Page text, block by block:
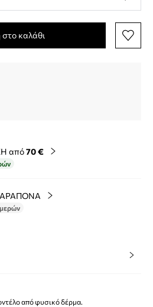
καλάθι
από70 €
από φυσικό δέρμα.